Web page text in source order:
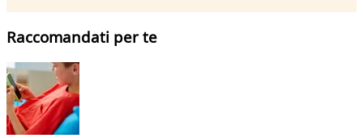
Raccomandati per te